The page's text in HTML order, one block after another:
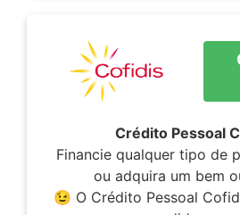
Crédito Pessoal
Financie qualquer tipo de
ou adquira um bem
😉 O Crédito Pessoal